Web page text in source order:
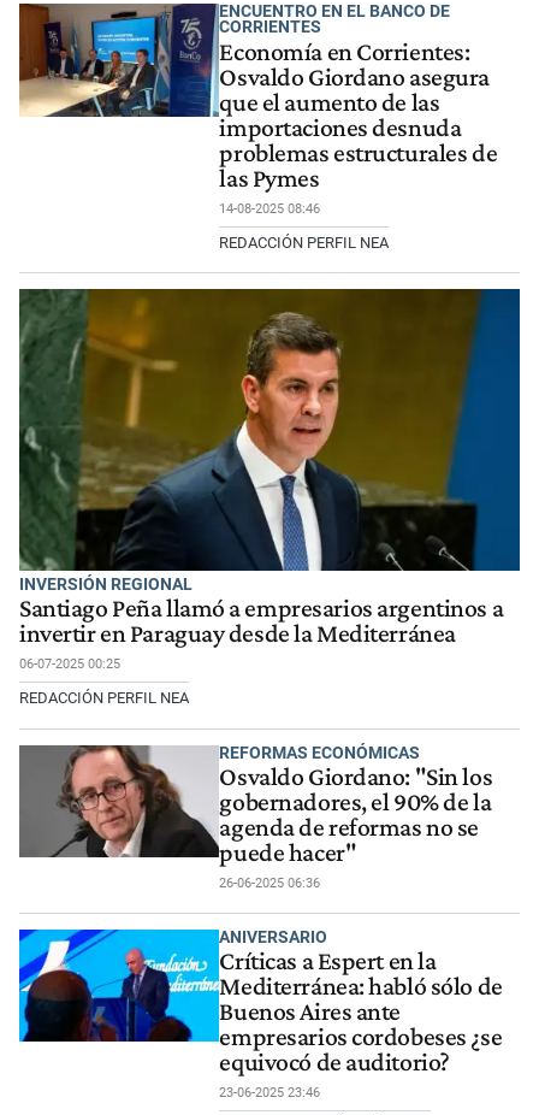
ENCUENTRO EN EL BANCO DE
CORRIENTES
Economía en Corrientes:
Osvaldo Giordano asegura
que el aumento de las
importaciones desnuda
problemas estructurales de
las Pymes
14-08-2025 08:46
REDACCIÓN PERFIL NEA
INVERSIÓN REGIONAL
Santiago Peña llamó a empresarios argentinos a
invertir en Paraguay desde la Mediterránea
06-07-2025 00:25
REDACCIÓN PERFIL NEA
REFORMAS ECONÓMICAS
Osvaldo Giordano: "Sin los
gobernadores, el 90% de la
agenda de reformas no se
puede hacer"
26-06-2025 06:36
ANIVERSARIO
Críticas a Espert en la
Mediterránea: habló sólo de
Buenos Aires ante
empresarios cordobeses ¿se
equivocó de auditorio?
23-06-2025 23:46